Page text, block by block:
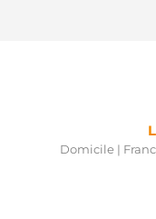
Domicile |